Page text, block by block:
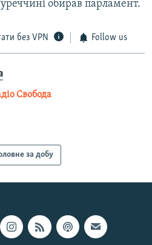
обирав парламент.
без VPN Follow us
Свобода
за добу